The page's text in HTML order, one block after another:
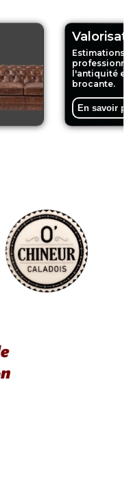
Estimations
l'antiquité et
brocante.
En savoir